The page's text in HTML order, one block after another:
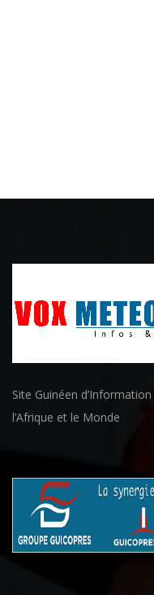
Site Guinéen
l’Afrique et le Monde